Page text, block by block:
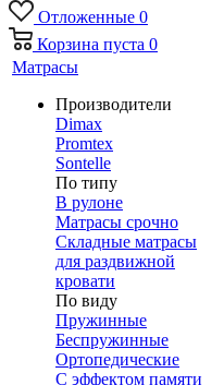
Отложенные 0
Корзина пуста 0
Матрасы
Производители
Dimax
Promtex
Sontelle
По типу
В рулоне
Матрасы срочно
Складные матрасы
для раздвижной
кровати
По виду
Пружинные
Беспружинные
Ортопедические
С эффектом памяти